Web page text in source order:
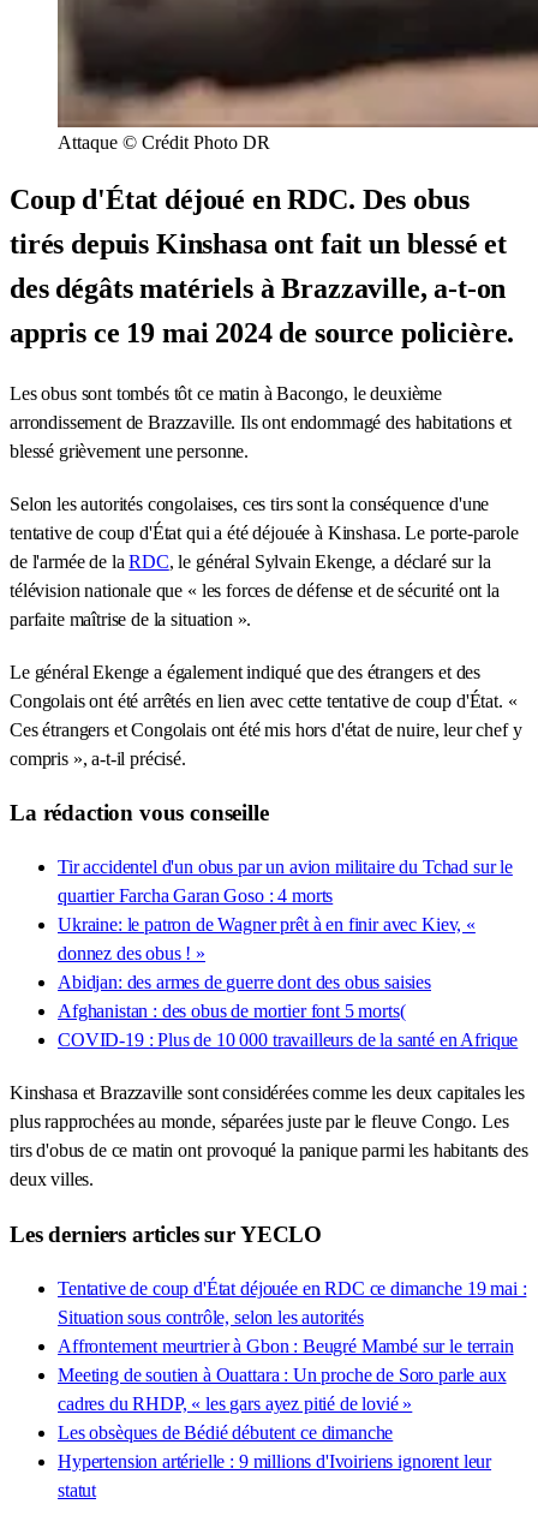
Attaque © Crédit Photo DR
Coup d'État déjoué en RDC. Des obus
tirés depuis Kinshasa ont fait un blessé et
des dégâts matériels à Brazzaville, a-t-on
appris ce 19 mai 2024 de source policière.
Les obus sont tombés tôt ce matin à Bacongo, le deuxième
arrondissement de Brazzaville. Ils ont endommagé des habitations et
blessé grièvement une personne.
Selon les autorités congolaises, ces tirs sont la conséquence d'une
tentative de coup d'État qui a été déjouée à Kinshasa. Le porte-parole
de l'armée de laRDC, le général Sylvain Ekenge, a déclaré sur la
télévision nationale que « les forces de défense et de sécurité ont la
parfaite maîtrise de la situation ».
Le général Ekenge a également indiqué que des étrangers et des
Congolais ont été arrêtés en lien avec cette tentative de coup d'État. «
Ces étrangers et Congolais ont été mis hors d'état de nuire, leur chef y
compris », a-t-il précisé.
La rédaction vous conseille
Tir accidentel d'un obus par un avion militaire du Tchad sur le
quartier Farcha Garan Goso : 4 morts
Ukraine: le patron de Wagner prêt à en finir avec Kiev, «
donnez des obus ! »
Abidjan: des armes de guerre dont des obus saisies
Afghanistan : des obus de mortier font 5 morts(
COVID-19 : Plus de 10 000 travailleurs de la santé en Afrique
Kinshasa et Brazzaville sont considérées comme les deux capitales les
plus rapprochées au monde, séparées juste par le fleuve Congo. Les
tirs d'obus de ce matin ont provoqué la panique parmi les habitants des
deux villes.
Les derniers articles sur YECLO
Tentative de coup d'État déjouée en RDC ce dimanche 19 mai :
Situation sous contrôle, selon les autorités
Affrontement meurtrier à Gbon : Beugré Mambé sur le terrain
Meeting de soutien à Ouattara : Un proche de Soro parle aux
cadres du RHDP, « les gars ayez pitié de lovié »
Les obsèques de Bédié débutent ce dimanche
Hypertension artérielle : 9 millions d'Ivoiriens ignorent leur
statut